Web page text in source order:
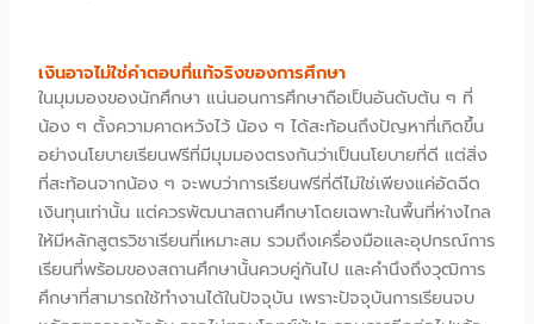
เงินอาจไม่ใช่คำตอบที่แท้จริงของการศึกษา
ในมุมมองของนักศึกษา แน่นอนการศึกษาถือเป็นอันดับต้น ๆ ที่
น้อง ๆ ตั้งความคาดหวังไว้ น้อง ๆ ได้สะท้อนถึงปัญหาที่เกิดขึ้น
อย่างนโยบายเรียนฟรีที่มีมุมมองตรงกันว่าเป็นนโยบายที่ดี แต่สิ่ง
ที่สะท้อนจากน้อง ๆ จะพบว่าการเรียนฟรีที่ดีไม่ใช่เพียงแค่อัดฉีด
เงินทุนเท่านั้น แต่ควรพัฒนาสถานศึกษาโดยเฉพาะในพื้นที่ห่างไกล
ให้มีหลักสูตรวิชาเรียนที่เหมาะสม รวมถึงเครื่องมือและอุปกรณ์การ
เรียนที่พร้อมของสถานศึกษานั้นควบคู่กันไป และคำนึงถึงวุฒิการ
ศึกษาที่สามารถใช้ทำงานได้ในปัจจุบัน เพราะปัจจุบันการเรียนจบ